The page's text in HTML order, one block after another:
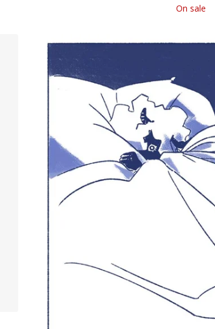
On sale